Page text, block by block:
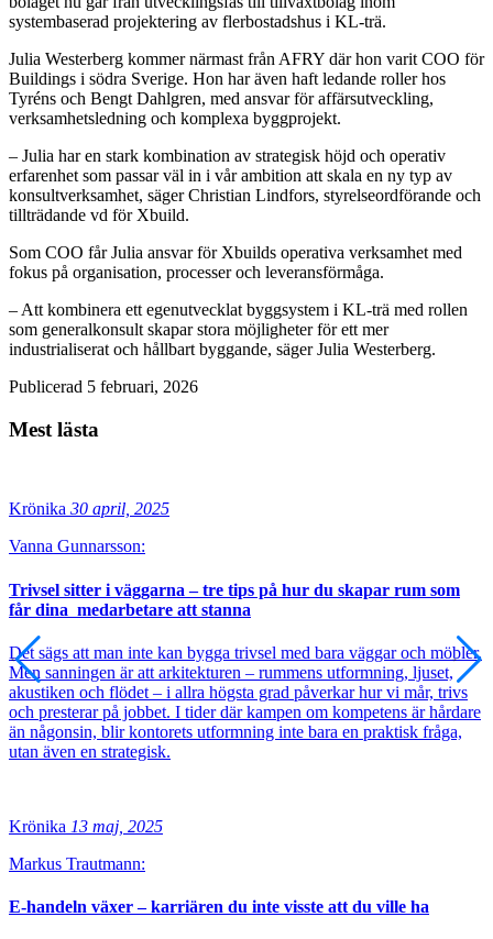
systembaserad projektering av flerbostadshus i KL-trä.
Julia Westerberg kommer närmast från AFRY där hon varit COO för
Buildings i södra Sverige. Hon har även haft ledande roller hos
Tyréns och Bengt Dahlgren, med ansvar för affärsutveckling,
verksamhetsledning och komplexa byggprojekt.
– Julia har en stark kombination av strategisk höjd och operativ
erfarenhet som passar väl in i vår ambition att skala en ny typ av
konsultverksamhet, säger Christian Lindfors, styrelseordförande och
tillträdande vd för Xbuild.
Som COO får Julia ansvar för Xbuilds operativa verksamhet med
fokus på organisation, processer och leveransförmåga.
– Att kombinera ett egenutvecklat byggsystem i KL-trä med rollen
som generalkonsult skapar stora möjligheter för ett mer
industrialiserat och hållbart byggande, säger Julia Westerberg.
Publicerad 5 februari, 2026
Mest lästa
Krönika 30 april, 2025
Vanna Gunnarsson:
Trivsel sitter i väggarna – tre tips på hur du skapar rum som
får dina medarbetare att stanna
Det sägs att man inte kan bygga trivsel med bara väggar och möbler.
Men sanningen är att arkitekturen – rummens utformning, ljuset,
akustiken och flödet – i allra högsta grad påverkar hur vi mår, trivs
och presterar på jobbet. I tider där kampen om kompetens är hårdare
än någonsin, blir kontorets utformning inte bara en praktisk fråga,
utan även en strategisk.
Krönika 13 maj, 2025
Markus Trautmann:
E-handeln växer – karriären du inte visste att du ville ha